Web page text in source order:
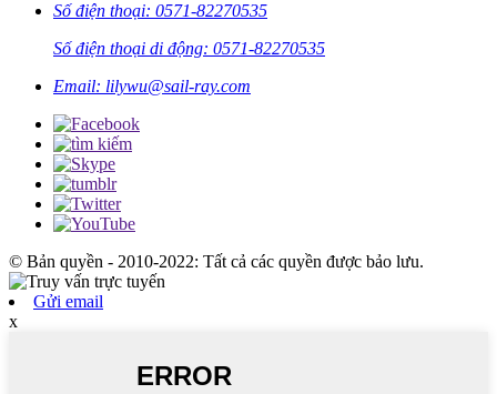
Số điện thoại: 0571-82270535
Số điện thoại di động: 0571-82270535
Email: lilywu@sail-ray.com
© Bản quyền - 2010-2022: Tất cả các quyền được bảo lưu.
Gửi email
x